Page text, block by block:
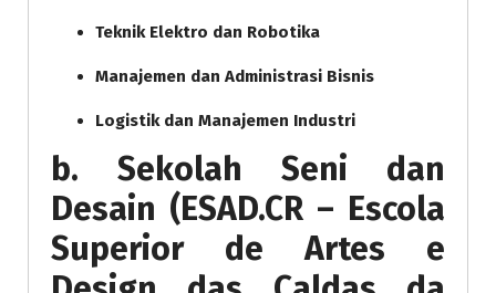
Teknik Elektro dan Robotika
Manajemen dan Administrasi Bisnis
Logistik dan Manajemen Industri
b. Sekolah Seni dan
Desain (ESAD.CR – Escola
Superior de Artes e